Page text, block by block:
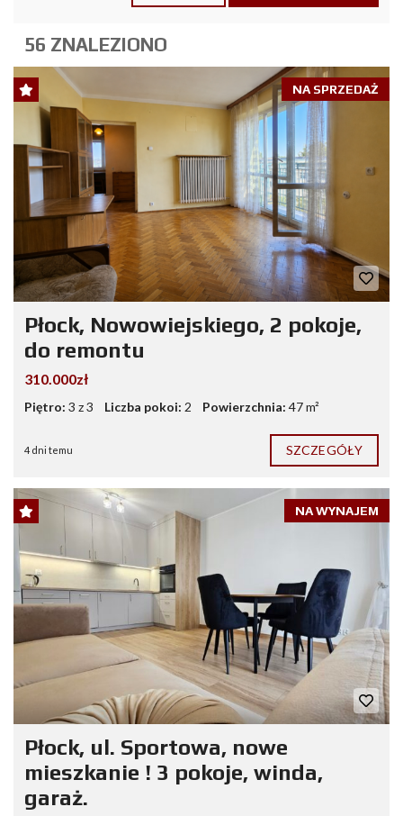
56 ZNALEZIONO
NA SPRZEDAŻ
Płock, Nowowiejskiego, 2 pokoje,
do remontu
310.000zł
Piętro: 3 z 3 Liczba pokoi: 2 Powierzchnia: 47 m²
4 dni temu SZCZEGÓŁY
NA WYNAJEM
Płock, ul. Sportowa, nowe
mieszkanie ! 3 pokoje, winda,
garaż.